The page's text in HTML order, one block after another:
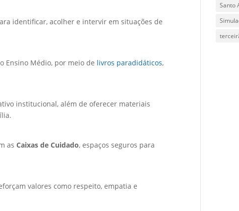
identificar, acolher e intervir em situações de
Ensino Médio, por meio de livros paradidáticos,
institucional, além de oferecer materiais
asCaixas de Cuidado, espaços seguros para
valores como respeito, empatia e
Santo